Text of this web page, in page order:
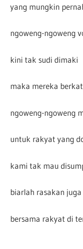
yang mungkin
ngoweng-ngoweng
kini tak sudi dimaki
maka mereka
ngoweng-ngoweng
untuk rakyat yang
kami tak mau
biarlah rasakan
bersama rakyat di